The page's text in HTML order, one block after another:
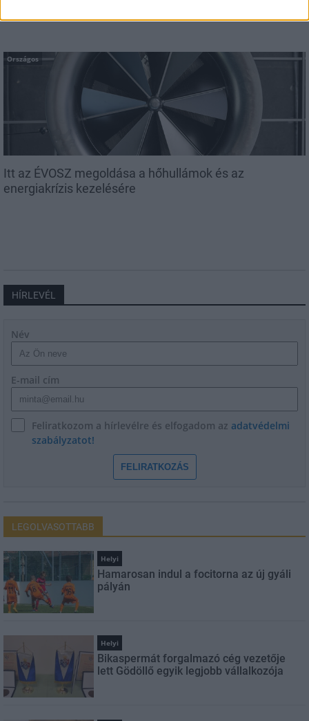
Országos
Itt az ÉVOSZ megoldása a hőhullámok és az
energiakrízis kezelésére
HÍRLEVÉL
Név
E-mail cím
Feliratkozom a hírlevélre és elfogadom az adatvédelmi
szabályzatot!
FELIRATKOZÁS
LEGOLVASOTTABB
Helyi
Hamarosan indul a focitorna az új gyáli
pályán
Helyi
Bikaspermát forgalmazó cég vezetője
lett Gödöllő egyik legjobb vállalkozója